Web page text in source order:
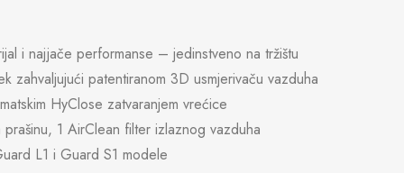
i najjače performanse – jedinstveno na tržištu
zahvaljujući patentiranom 3D usmjerivaču vazduha
HyClose zatvaranjem vrećice
1 AirClean filter izlaznog vazduha
L1 i Guard S1 modele